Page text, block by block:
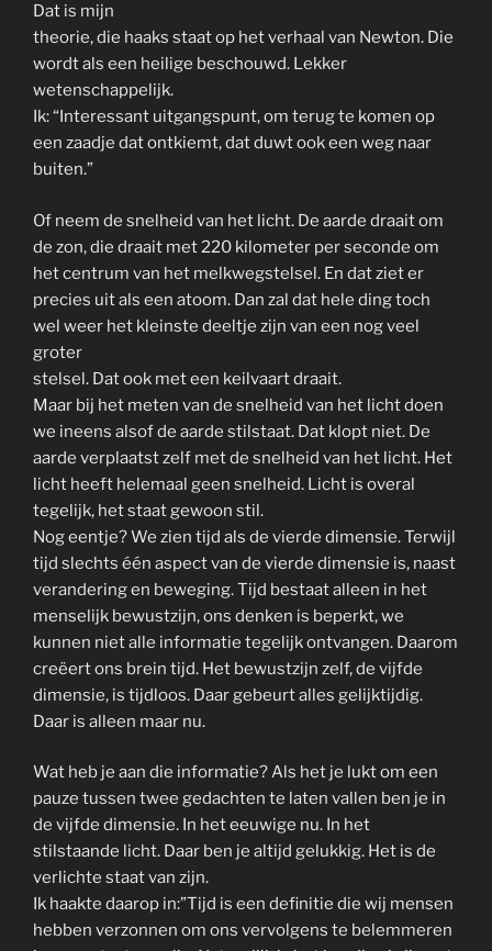
Dat is mijn
theorie, die haaks staat op het verhaal van Newton. Die
wordt als een heilige beschouwd. Lekker
wetenschappelijk.
Ik: “Interessant uitgangspunt, om terug te komen op
een zaadje dat ontkiemt, dat duwt ook een weg naar
buiten.”
Of neem de snelheid van het licht. De aarde draait om
de zon, die draait met 220 kilometer per seconde om
het centrum van het melkwegstelsel. En dat ziet er
precies uit als een atoom. Dan zal dat hele ding toch
wel weer het kleinste deeltje zijn van een nog veel
groter
stelsel. Dat ook met een keilvaart draait.
Maar bij het meten van de snelheid van het licht doen
we ineens alsof de aarde stilstaat. Dat klopt niet. De
aarde verplaatst zelf met de snelheid van het licht. Het
licht heeft helemaal geen snelheid. Licht is overal
tegelijk, het staat gewoon stil.
Nog eentje? We zien tijd als de vierde dimensie. Terwijl
tijd slechts één aspect van de vierde dimensie is, naast
verandering en beweging. Tijd bestaat alleen in het
menselijk bewustzijn, ons denken is beperkt, we
kunnen niet alle informatie tegelijk ontvangen. Daarom
creëert ons brein tijd. Het bewustzijn zelf, de vijfde
dimensie, is tijdloos. Daar gebeurt alles gelijktijdig.
Daar is alleen maar nu.
Wat heb je aan die informatie? Als het je lukt om een
pauze tussen twee gedachten te laten vallen ben je in
de vijfde dimensie. In het eeuwige nu. In het
stilstaande licht. Daar ben je altijd gelukkig. Het is de
verlichte staat van zijn.
Ik haakte daarop in:”Tijd is een definitie die wij mensen
hebben verzonnen om ons vervolgens te belemmeren